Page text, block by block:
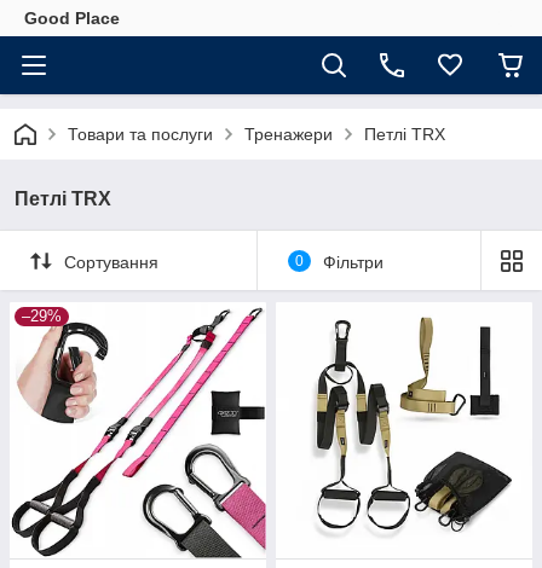
Good Place
Товари та послуги Тренажери Петлі TRX
Петлі TRX
Сортування 0 Фільтри
–29%